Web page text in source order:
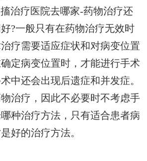
治疗医院去哪家-药物治疗还
?一般只有在药物治疗无效时
疗需要适应症状和对病变位置
定病变位置时，才能进行手术
中还会出现后遗症和并发症。
治疗，因此不必要时不考虑手
种治疗方法，只有适合患者病
好的治疗方法。